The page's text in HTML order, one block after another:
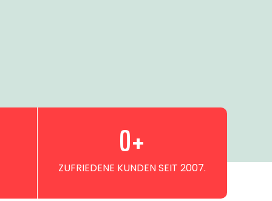
ZUFRIEDENE KUNDEN SEIT 2007.
0+